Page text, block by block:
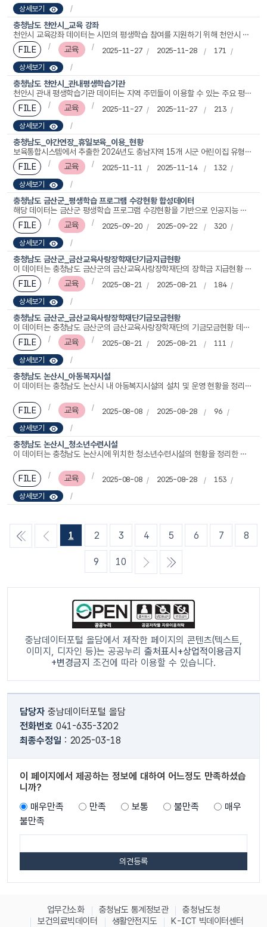
상세보기
충청남도 천안시_교육 강좌
천안시 교육강좌 데이터는 시민의 평생학습 참여를 지원하기 위해 천안시 도서관에서 운영하는 다양한 공연 및 교육프로그램의 운영 정보를 체계적으로 제공하는 자료입니다. 교육기관명, 강좌명, 교육기간, 접수기간 등 기본 일정 정보와 함께 모집인원, 교육대상, 참여 가능 출생년도, 교육장소 등 수강 조건이 상세히 포함되어 있어 교육 참여 가능 여부를 쉽게 판단할 수 있습니다. 또한 담당 문의전화번호가 제공돼 강좌 내용, 신청 절차, 준비물 등 추가 정보를 직접 확인할 수 있습니다. 이 데이터는 시민의 학습 기회 확대를 위한 강좌 운영 관리, 교육 수요 분석, 기관별 프로그램 기획 등에 활용될 수 있으며, 천안시의 평생학습 환경 개선과 교육 접근성 향상에 중요한 기반 자료로 기능합니다.
FILE 교육 2025-11-27 2025-11-28
171
상세보기
충청남도 천안시_관내평생학습기관
천안시 관내 평생학습기관 데이터는 지역 주민들이 이용할 수 있는 주요 평생교육시설의 정보를 제공하며 기관명, 전화번호, 홈페이지 주소 등 기본 정보를 포함합니다. 종합사회복지관, 평생학습관 등 다양한 기관이 수록되어 있으며 주민 대상 문화·교육 프로그램 제공, 상담 및 복지 지원, 지역 커뮤니티 활성화 등 다양한 기능을 수행합니다. 각 기관의 연락처와 사이트 정보를 통해 시민은 프로그램 신청, 활동 참여, 시설안내 확인 등을 손쉽게 할 수 있어 지역의 교육 접근성과 학습 기회를 확대하는 데 중요한 기반 자료로 활용됩니다.
FILE 교육 2025-11-27 2025-11-27
213
상세보기
충청남도_야간연장_휴일보육_이용_현황
보육통합시스템에서 추출한 2024년도 충남지역 15개 시군 어린이집 유형별(국공립/사회복지법인/법인단체/민간/가정/협동/직장) 연장형보육(야간연장,휴일보육 등)을 이용하는 영유아들의 시간대별 이용인원수에 대한 데이터 입니다.
FILE 교육 2025-11-11 2025-11-14
132
상세보기
충청남도 금산군_평생학습 프로그램 수강현황 합성데이터
해당 데이터는 금산군 평생학습 프로그램 수강현황을 기반으로 인공지능 생성모델 알고리즘에 적용하여 산출된 합성데이터입니다. 합성데이터는 원천데이터와 통계적으로 유사한 패턴을 가진 가상데이터로, 익명화와 통계적 변형 기법을 통해 개인정보를 철저히 보호합니다. 합성 모델(CTGAN, GMM)에 따라 각각 9,999건, 9,955건의 데이터가 수록되어 있습니다. 해당 합성데이터를 활용하여 프로그램별 요일·시간·장소 대비 신청 패턴을 분석해 인기 강좌·시간대를 식별하고, 차기 분기 편성·강의실 배정을 최적화할 수 있습니다. 또한 읍면·성별 분포에 따른 참여 편차를 파악해 대상자 맞춤 홍보·찾아가는 강좌 기획에 반영할 수 있습니다.
FILE 교육 2025-09-20 2025-09-22
320
상세보기
충청남도 금산군_금산교육사랑장학재단기금지급현황
이 데이터는 충청남도 금산군의 금산교육사랑장학재단의 장학금 지급현황 자료로 2011년부터 초등학생, 중학생, 고등학생, 대학생에게 장학금 지급 인원(명)과 장학금 지급금액(천원) 데이터를 제공합니다. 본 데이터는 학생들의 교육비 부담 경감 효과와 장학사업 운영 성과를 파악하는 데 활용되며, 장학정책 수립, 교육재정 계획, 사회공헌 활동 평가에도 중요한 기초자료가 됩니다. 또한 지역별·학교별 장학금 지급 현황을 분석하면 교육격차 해소 및 맞춤형 인재 육성 전략 수립에 기여할 수 있습니다.
FILE 교육 2025-08-21 2025-08-21
184
상세보기
충청남도 금산군_금산교육사랑장학재단기금모금현황
이 데이터는 충청남도 금산군의 금산교육사랑장학재단의 기금모금현황 데이터로 2009년부터의 장학기금 모금현황으로 모금구분에 따른 모금총액 데이터를 제공하고 있습니다. 장학사업 추진을 위해 조성된 기부금 및 기금 규모를 집계하여 제공하는 자료입니다. 이를 통해 금산교육사랑장학재단의 재정 건전성과 모금 활동 성과를 파악할 수 있으며, 투명한 기부문화 확산과 장학사업 계획 수립에도 활용됩니다. 또한 지역별·분야별 장학기금 조성 추이를 분석하여 교육 격차 해소, 인재육성 전략, 사회공헌 연구 등에 기초자료로 사용할 수 있습니다
FILE 교육 2025-08-21 2025-08-21
111
상세보기
충청남도 논산시_아동복지시설
이 데이터는 충청남도 논산시 내 아동복지시설의 설치 및 운영 현황을 정리한 자료입니다. 주요 항목에는 인허가일자, 시설유형, 시설명, 행정동명, 도로명 및 지번 주소, 위도·경도, 정원과 현원, 종사자 수, 대표전화번호, 관리기관명, 데이터 기준일자 등이 포함되어 있습니다. 본 자료는 지역 아동복지시설의 설립 시기와 유형, 수용 및 운영 현황을 종합적으로 파악할 수 있도록 구성되어 있으며, 아동 보호 및 복지서비스 제공의 기반 자료로 활용됩니다. 특히 정원 대비 현원, 종사자 수 등의 정보를 통해 시설의 수용 여건 및 인력 운영 상황을 분석할 수 있어, 복지 수요 대응, 시설 확충 및 서비스 품질 개선 등 정책 수립에 유용하게 활용됩니다.
FILE 교육 2025-08-08 2025-08-28
96
상세보기
충청남도 논산시_청소년수련시설
이 데이터는 충청남도 논산시에 위치한 청소년수련시설의 현황을 정리한 자료입니다. 주요 항목에는 시설명, 시도 및 시군구명, 도로명 및 지번 주소, 위도·경도 좌표, 전화번호, 운영단체명 및 연락처, 주요시설, 대표자명, 부지면적, 연면적, 총 직원 수, 데이터 기준일자 등이 포함되어 있습니다. 본 자료는 지역 내 청소년 대상 수련·체험 공간의 분포와 시설 현황을 파악하는 데 유용하며, 청소년 활동 기반 조성, 여가·교육 프로그램 운영, 인프라 확충 계획 수립 등에 활용할 수 있습니다. 특히 부지·연면적, 주요시설, 직원 수 등의 정보를 통해 시설 규모와 운영 여건을 비교·분석하는 데 기초 자료로 쓰일 수 있습니다.
FILE 교육 2025-08-08 2025-08-28
153
상세보기
1 2 3 4 5 6 7 8
9
10
다음
목록
마지
막 목
록
충남데이터포털 올담에서 제작한 페이지의 콘텐츠(텍스트,
이미지, 디자인 등)는 공공누리 출처표시+상업적이용금지
+변경금지 조건에 따라 이용할 수 있습니다.
담당자 충남데이터포털 올담
전화번호 041-635-3202
최종수정일 : 2025-03-18
이 페이지에서 제공하는 정보에 대하여 어느정도 만족하셨습
니까?
매우만족
만족 보통 불만족
매우
불만족
업무간소화 충청남도 통계정보관
충청남도청
보건의료빅데이터
생활안전지도
K-ICT 빅데이터센터